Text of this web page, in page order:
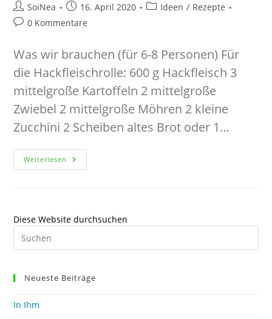
Beitrags-
Autor:
SoiNea
Beitrag
veröffentlicht:
16. April 2020
Beitrags-
Ideen / Rezepte
Beitrags-
0 Kommentare
Was wir brauchen (für 6-8 Personen) Für
die Hackfleischrolle:​ 600 g Hackfleisch 3
mittelgroße Kartoffeln 2 mittelgroße
Zwiebel 2 mittelgroße Möhren 2 kleine
Zucchini 2 Scheiben altes Brot oder 1…
Weiterlesen Hackfleisch-
Gemüse-
Diese Website durchsuchen
Neueste Beiträge
In Ihm